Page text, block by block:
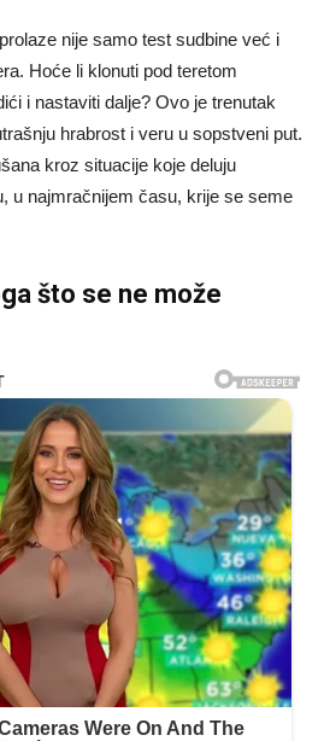
nije samo test sudbine već i
Hoće li klonuti pod teretom
i nastaviti dalje? Ovo je trenutak
hrabrost i veru u sopstveni put.
kroz situacije koje deluju
u najmračnijem času, krije se seme
što se ne može